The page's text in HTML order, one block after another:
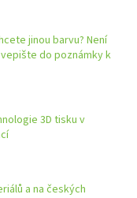
jinou barvu? Není
do poznámky k
3D tisku v
a na českých